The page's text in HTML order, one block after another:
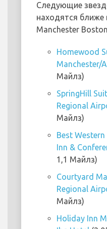
Следующие
находятся ближе
Manchester
Homewood
Manchester/
Майлз)
SpringHill
Regional
Майлз)
Best
Inn &
1,1 Майлз)
Courtyard
Regional
Майлз)
Holiday Inn